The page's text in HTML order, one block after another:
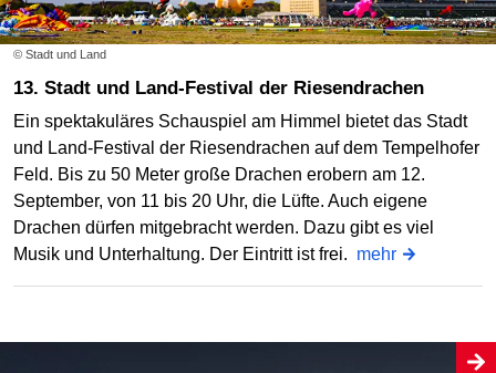
© Stadt und Land
13. Stadt und Land-Festival der Riesendrachen
Ein spektakuläres Schauspiel am Himmel bietet das Stadt
und Land-Festival der Riesendrachen auf dem Tempelhofer
Feld. Bis zu 50 Meter große Drachen erobern am 12.
September, von 11 bis 20 Uhr, die Lüfte. Auch eigene
Drachen dürfen mitgebracht werden. Dazu gibt es viel
Musik und Unterhaltung. Der Eintritt ist frei. mehr